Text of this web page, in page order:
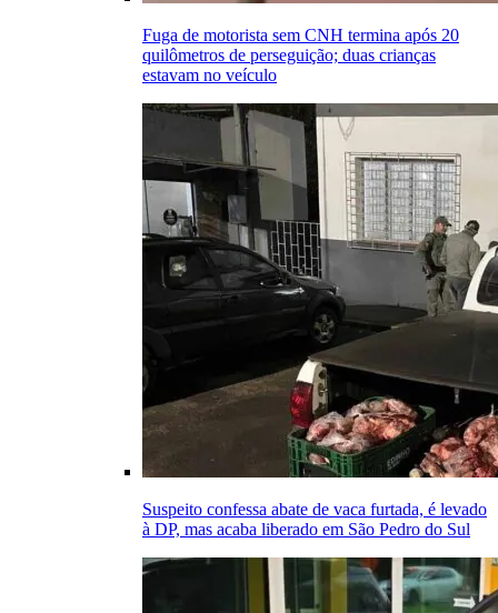
Fuga de motorista sem CNH termina após 20
quilômetros de perseguição; duas crianças
estavam no veículo
Suspeito confessa abate de vaca furtada, é levado
à DP, mas acaba liberado em São Pedro do Sul